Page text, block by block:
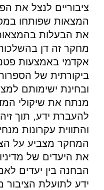
ציבוריים לנצל את
המצאות שפותחו
את הבעלות
מחקר זה דן
אקדמי באמצעות
ביקורתית של
ובחינת ישימותם
מנתח את שיקולי
להעברת ידע, תוך
והתווית עקרונות
המחקר מצביע על
את היעדים של
הבחנה בין יעדים
ידע לתועלת הציבור